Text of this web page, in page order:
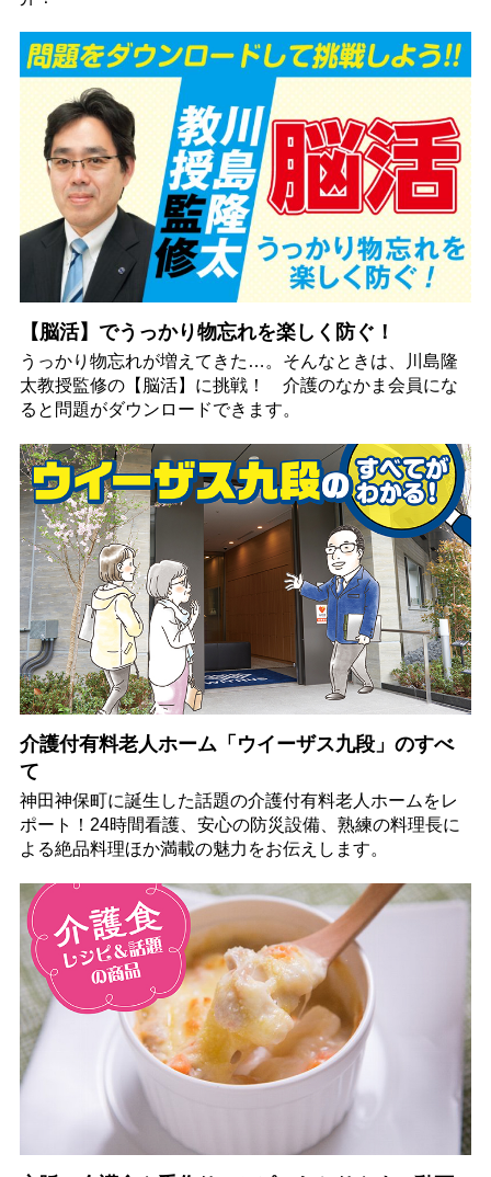
【脳活】でうっかり物忘れを楽しく防ぐ！
うっかり物忘れが増えてきた…。そんなときは、川島隆
太教授監修の【脳活】に挑戦！ 介護のなかま会員にな
ると問題がダウンロードできます。
介護付有料老人ホーム「ウイーザス九段」のすべ
て
神田神保町に誕生した話題の介護付有料老人ホームをレ
ポート！24時間看護、安心の防災設備、熟練の料理長に
よる絶品料理ほか満載の魅力をお伝えします。